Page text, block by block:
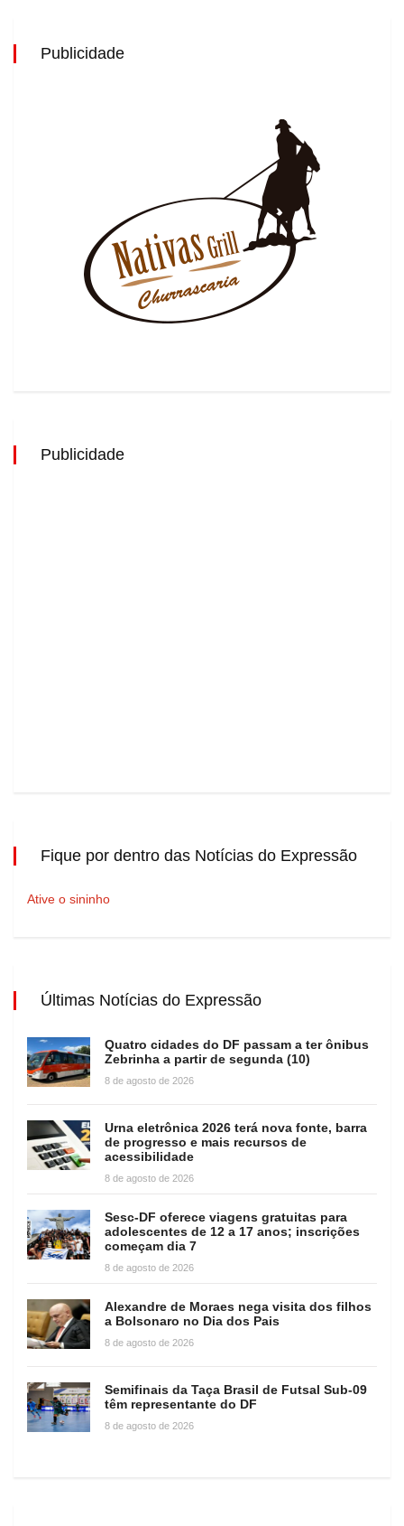
Publicidade
Publicidade
Fique por dentro das Notícias do Expressão
Ative o sininho
Últimas Notícias do Expressão
Quatro cidades do DF passam a ter ônibus
Zebrinha a partir de segunda (10)
8 de agosto de 2026
Urna eletrônica 2026 terá nova fonte, barra
de progresso e mais recursos de
acessibilidade
8 de agosto de 2026
Sesc-DF oferece viagens gratuitas para
adolescentes de 12 a 17 anos; inscrições
começam dia 7
8 de agosto de 2026
Alexandre de Moraes nega visita dos filhos
a Bolsonaro no Dia dos Pais
8 de agosto de 2026
Semifinais da Taça Brasil de Futsal Sub-09
têm representante do DF
8 de agosto de 2026